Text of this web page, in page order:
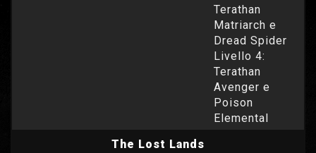
Terathan
Matriarch e
Dread Spider
Livello 4:
Terathan
Avenger e
Poison
Elemental
The Lost Lands